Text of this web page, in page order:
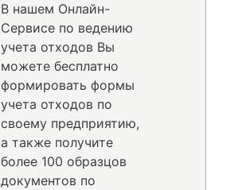
В нашем Онлайн-
Сервисе по ведению
учета отходов Вы
можете бесплатно
формировать формы
учета отходов по
своему предприятию,
а также получите
более 100 образцов
документов по